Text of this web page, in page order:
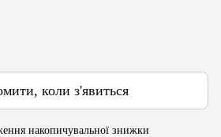
коли з'явиться
накопичувальної знижки